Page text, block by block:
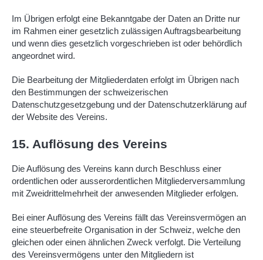
Im Übrigen erfolgt eine Bekanntgabe der Daten an Dritte nur
im Rahmen einer gesetzlich zulässigen Auftragsbearbeitung
und wenn dies gesetzlich vorgeschrieben ist oder behördlich
angeordnet wird.
Die Bearbeitung der Mitgliederdaten erfolgt im Übrigen nach
den Bestimmungen der schweizerischen
Datenschutzgesetzgebung und der Datenschutzerklärung auf
der Website des Vereins.
15. Auflösung des Vereins
Die Auflösung des Vereins kann durch Beschluss einer
ordentlichen oder ausserordentlichen Mitgliederversammlung
mit Zweidrittelmehrheit der anwesenden Mitglieder erfolgen.
Bei einer Auflösung des Vereins fällt das Vereinsvermögen an
eine steuerbefreite Organisation in der Schweiz, welche den
gleichen oder einen ähnlichen Zweck verfolgt. Die Verteilung
des Vereinsvermögens unter den Mitgliedern ist